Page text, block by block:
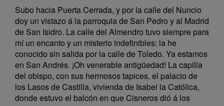
Subo hacia Puerta Cerrada, y por la calle del Nuncio
doy un vistazo á la parroquia de San Pedro y al Madrid
de San Isidro. La calle del Almendro tuvo siempre para
mí un encanto y un misterio indefinibles: la he
conocido sin salida por la calle de Toledo. Ya estamos
en San Andrés. ¡Oh venerable antigüedad! La capilla
del obispo, con sus hermosos tapices, el palacio de
los Lasos de Castilla, vivienda de Isabel la Católica,
donde estuvo el balcón en que Cisneros dió á los